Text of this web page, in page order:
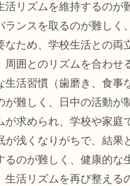
リズムを維持するのが
ンスを取るのが難しく
ため、学校生活との両
囲とのリズムを合わせ
活習慣（歯磨き、食事
難しく、日中の活動が
求められ、学校や家庭
浅くなりがちで、結果
のが難しく、健康的な
活リズムを再び整える